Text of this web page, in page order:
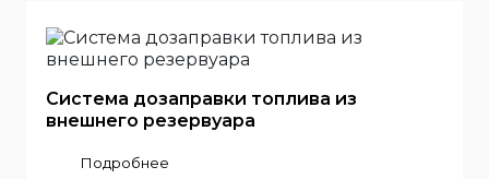
Система дозаправки топлива из
внешнего резервуара
Подробнее